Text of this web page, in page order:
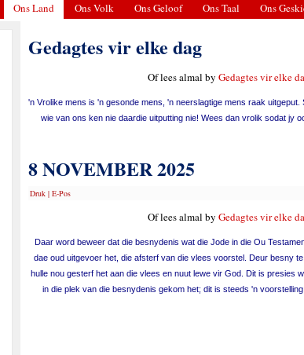
Ons Land Ons Volk Ons Geloof Ons Taal Ons
Gedagtes vir elke dag
Of lees almal by Gedagtes vir elke
'n Vrolike mens is 'n gesonde mens, 'n neerslagtige mens raak
wie van ons ken nie daardie uitputting nie! Wees dan vrolik sodat jy
8 NOVEMBER 2025
Druk | E-Pos
Of lees almal by Gedagtes vir elke
Daar word beweer dat die besnydenis wat die Jode in die Ou
dae oud uitgevoer het, die afsterf van die vlees voorstel. Deur besny
hulle nou gesterf het aan die vlees en nuut lewe vir God. Dit is presies
in die plek van die besnydenis gekom het; dit is steeds 'n